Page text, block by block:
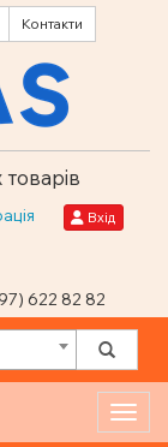
Контакти
Вхід
622 82 82